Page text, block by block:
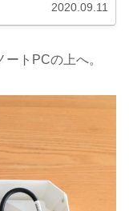
2020.09.11
トPCの上へ。